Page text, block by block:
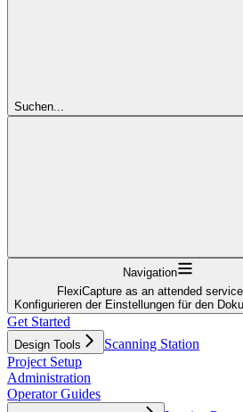
Suchen...
Navigation
FlexiCapture as an attended service
Konfigurieren der Einstellungen für den
Get Started
Design Tools
Scanning Station
Project Setup
Administration
Operator Guides